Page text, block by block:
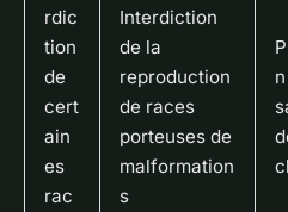
rdic
tion
de
cert
ain
es
rac
Interdiction
de la
reproduction
de races
porteuses de
malformation
s